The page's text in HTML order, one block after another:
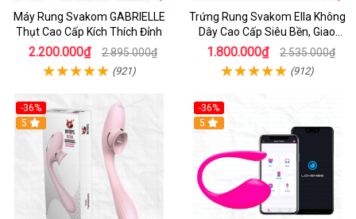
Máy Rung Svakom GABRIELLE
Thụt Cao Cấp Kích Thích Đỉnh
2.200.000₫ 2.895.000₫
(921)
Trứng Rung Svakom Ella Không
Dây Cao Cấp Siêu Bền, Giao
Nhanh
1.800.000₫ 2.535.000₫
(912)
-36%
5
-36%
Hot
5